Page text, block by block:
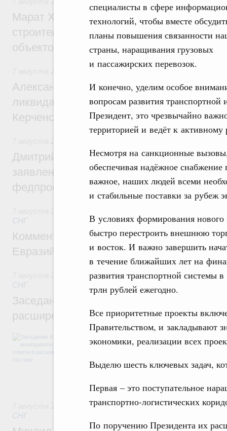
специалисты в сфере
технологий, чтобы вместе
планы повышения связанности
страны, наращивания грузовых
и пассажирских перевозок.
И конечно, уделим особое
вопросам развития
Президент, это чрезвычайно
территорией и ведёт к
Несмотря на санкционные
обеспечивая надёжное
важное, наших людей всеми
и стабильные поставки за рубеж
В условиях формирования нового
быстро перестроить внешнюю
и восток. И важно завершить
в течение ближайших лет на
развития транспортной системы
трлн рублей ежегодно.
Все приоритетные проекты
Правительством, и закладывают
экономики, реализации всех
Выделю шесть ключевых задач,
Первая – это поступательное
транспортно-логистических
По поручению Президента их
Марат Хуснуллин: «Единый заказчик»
строительство и реконструкцию более
объектов
Чрезвычайные ситуации и ликвидация их
Александр Козлов провёл заседание
ликвидации последствий чрезвычайной
Керченском проливе
Дмитрий Чернышенко: Установлен
заявлений от абитуриентов колледжей и
федпроекта «Профессионалитет»
СНГ
Комментарий Алексея Оверчука по
Евразийского межправительственного
Евразийский экономический союз.
СНГ
Заседание Евразийского
расширенном составе
числе совершенствование кооперации в
обеспечение продовольственной
Евразийский экономический союз.
СНГ